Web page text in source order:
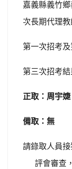
嘉義縣義竹
次長期代理
第一次招考
第三次招考
正取：周宇婕
備取：無
請錄取人員
評會審查